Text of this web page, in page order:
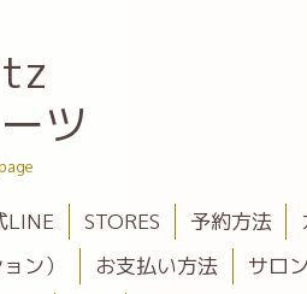
ツ
LINE STORES 予約方法
ン） お支払い方法
サロ